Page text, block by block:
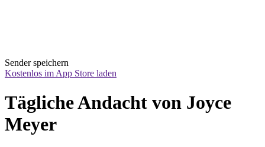
Sender speichern
Kostenlos im App Store laden
Tägliche Andacht von Joyce
Meyer